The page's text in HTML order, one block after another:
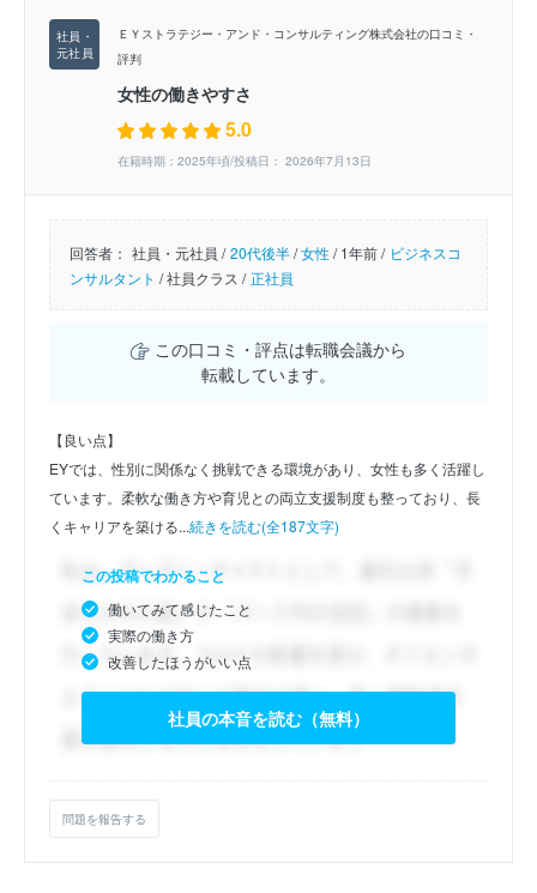
ＥＹストラテジー・アンド・コンサルティング株式会社の口コミ・
評判
女性の働きやすさ
5.0
在籍時期：2025年頃/投稿日： 2026年7月13日
回答者： 社員・元社員 / 20代後半/女性/1年前 / ビジネスコ
ンサルタント /社員クラス / 正社員
この口コミ・評点は転職会議から
転載しています。
【良い点】
EYでは、性別に関係なく挑戦できる環境があり、女性も多く活躍し
ています。柔軟な働き方や育児との両立支援制度も整っており、長
くキャリアを築ける...続きを読む(全187文字)
この投稿でわかること
働いてみて感じたこと
実際の働き方
改善したほうがいい点
社員の本音を読む（無料）
問題を報告する